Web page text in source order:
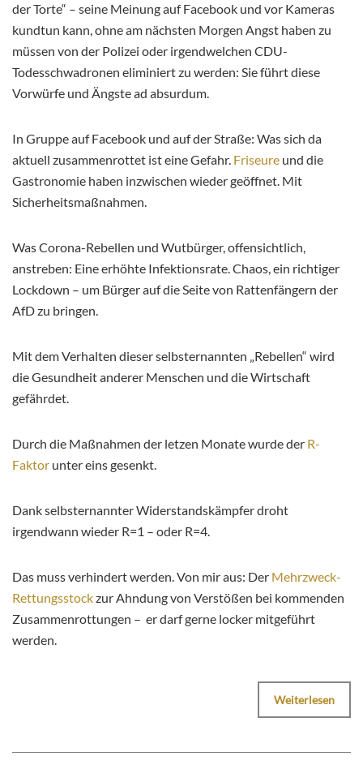
der Torte“ – seine Meinung auf Facebook und vor Kameras
kundtun kann, ohne am nächsten Morgen Angst haben zu
müssen von der Polizei oder irgendwelchen CDU-
Todesschwadronen eliminiert zu werden: Sie führt diese
Vorwürfe und Ängste ad absurdum.
In Gruppe auf Facebook und auf der Straße: Was sich da
aktuell zusammenrottet ist eine Gefahr. Friseure und die
Gastronomie haben inzwischen wieder geöffnet. Mit
Sicherheitsmaßnahmen.
Was Corona-Rebellen und Wutbürger, offensichtlich,
anstreben: Eine erhöhte Infektionsrate. Chaos, ein richtiger
Lockdown – um Bürger auf die Seite von Rattenfängern der
AfD zu bringen.
Mit dem Verhalten dieser selbsternannten „Rebellen“ wird
die Gesundheit anderer Menschen und die Wirtschaft
gefährdet.
Durch die Maßnahmen der letzen Monate wurde der R-
Faktor unter eins gesenkt.
Dank selbsternannter Widerstandskämpfer droht
irgendwann wieder R=1 – oder R=4.
Das muss verhindert werden. Von mir aus: Der Mehrzweck-
Rettungsstockzur Ahndung von Verstößen bei kommenden
Zusammenrottungen – er darf gerne locker mitgeführt
werden.
Weiterlesen